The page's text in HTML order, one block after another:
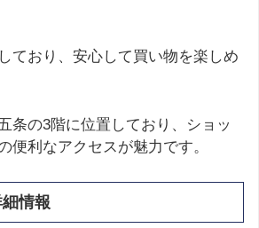
ており、安心して買い物を楽しめ
条の3階に位置しており、ショッ
便利なアクセスが魅力です。
情報